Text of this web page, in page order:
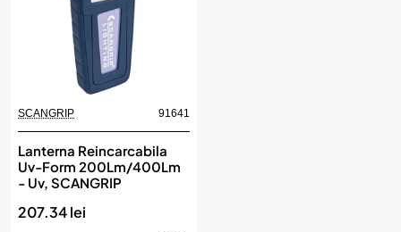
SCANGRIP 91641
Lanterna Reincarcabila
Uv-Form 200Lm/400Lm
- Uv, SCANGRIP
207.34 lei